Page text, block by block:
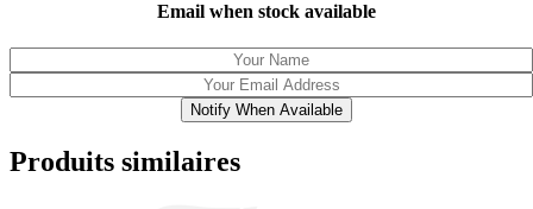
Email when stock available
Notify When Available
Produits similaires